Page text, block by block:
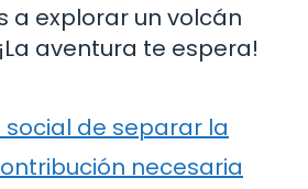
a explorar un volcán
aventura te espera!
social de separar la
necesaria